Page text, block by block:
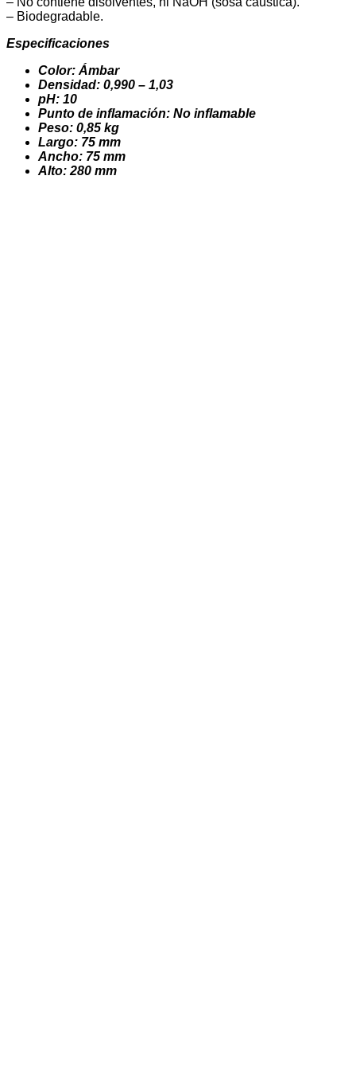
– Biodegradable.
Especificaciones
Color: Ámbar
Densidad: 0,990 – 1,03
pH: 10
Punto de inflamación: No inflamable
Peso: 0,85 kg
Largo: 75 mm
Ancho: 75 mm
Alto: 280 mm